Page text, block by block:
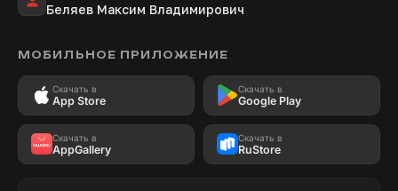
Беляев Максим Владимирович
МОБИЛЬНОЕ ПРИЛОЖЕНИЕ
Скачать в
App Store
Скачать в
Google Play
Скачать в
AppGallery
Скачать в
RuStore